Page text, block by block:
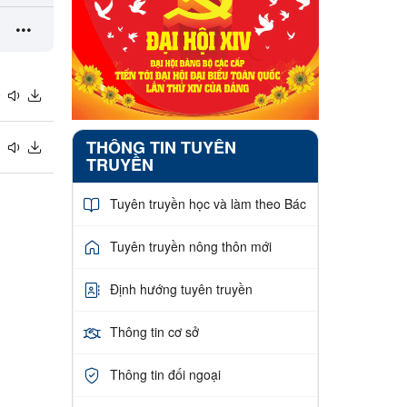
THÔNG TIN TUYÊN
TRUYỀN
Tuyên truyền học và làm theo Bác
Tuyên truyền nông thôn mới
Định hướng tuyên truyền
Thông tin cơ sở
Thông tin đối ngoại